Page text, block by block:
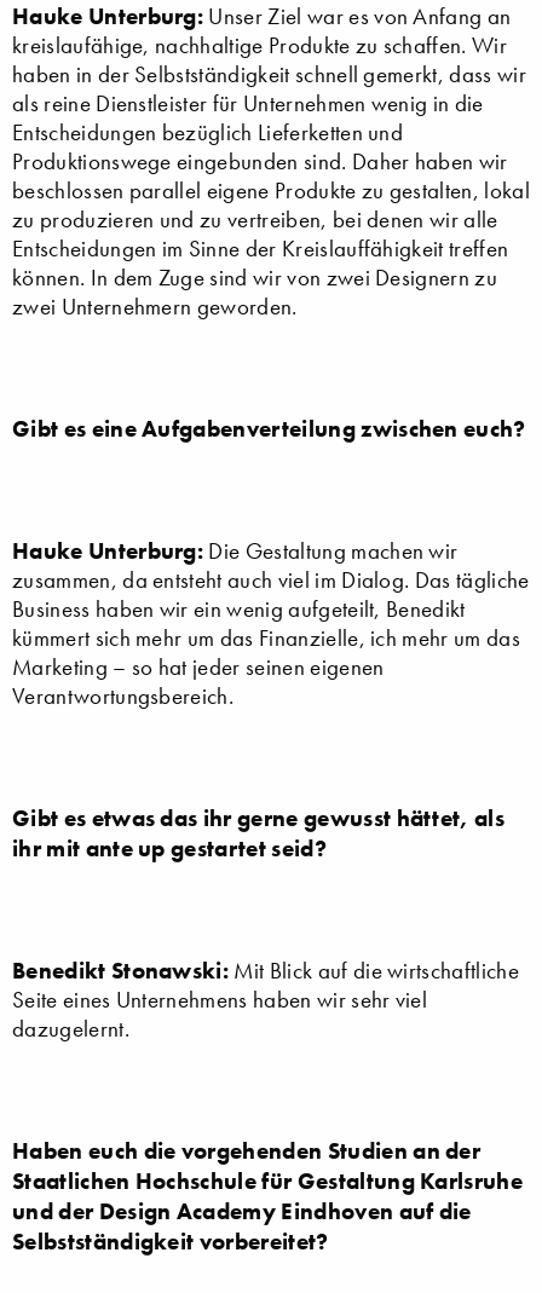
Hauke Unterburg: Unser Ziel war es von Anfang an
kreislaufähige, nachhaltige Produkte zu schaffen. Wir
haben in der Selbstständigkeit schnell gemerkt, dass wir
als reine Dienstleister für Unternehmen wenig in die
Entscheidungen bezüglich Lieferketten und
Produktionswege eingebunden sind. Daher haben wir
beschlossen parallel eigene Produkte zu gestalten, lokal
zu produzieren und zu vertreiben, bei denen wir alle
Entscheidungen im Sinne der Kreislauffähigkeit treffen
können. In dem Zuge sind wir von zwei Designern zu
zwei Unternehmern geworden.
Gibt es eine Aufgabenverteilung zwischen euch?
Hauke Unterburg: Die Gestaltung machen wir
zusammen, da entsteht auch viel im Dialog. Das tägliche
Business haben wir ein wenig aufgeteilt, Benedikt
kümmert sich mehr um das Finanzielle, ich mehr um das
Marketing – so hat jeder seinen eigenen
Verantwortungsbereich.
Gibt es etwas das ihr gerne gewusst hättet, als
ihr mit ante up gestartet seid?
Benedikt Stonawski: Mit Blick auf die wirtschaftliche
Seite eines Unternehmens haben wir sehr viel
dazugelernt.
Haben euch die vorgehenden Studien an der
Staatlichen Hochschule für Gestaltung Karlsruhe
und der Design Academy Eindhoven auf die
Selbstständigkeit vorbereitet?